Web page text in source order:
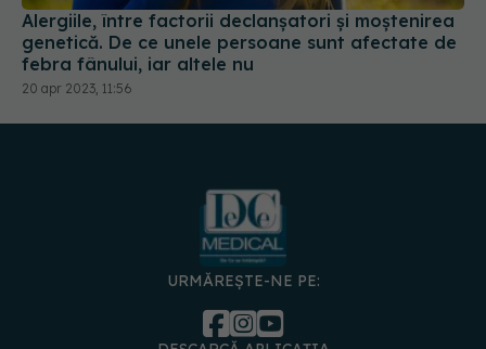
Alergiile, între factorii declanșatori și moștenirea
genetică. De ce unele persoane sunt afectate de
febra fânului, iar altele nu
20 apr 2023, 11:56
URMĂREȘTE-NE PE: